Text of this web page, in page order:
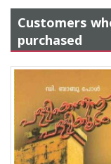
Customers
purchased